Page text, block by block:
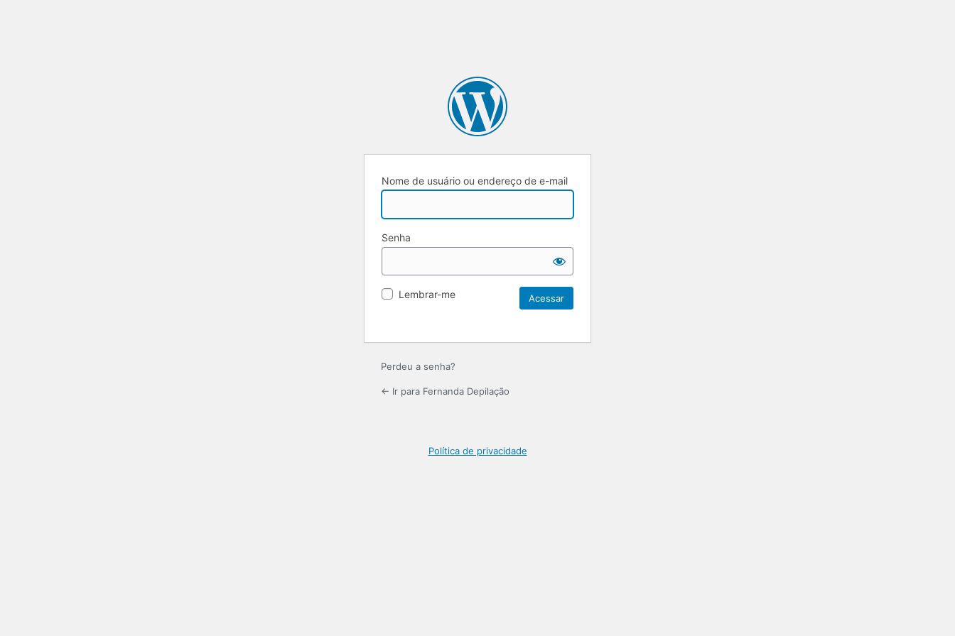
Nome de usuário ou endereço de e-mail
Senha
Lembrar-me
Perdeu a senha?
← Ir para Fernanda Depilação
Política de privacidade